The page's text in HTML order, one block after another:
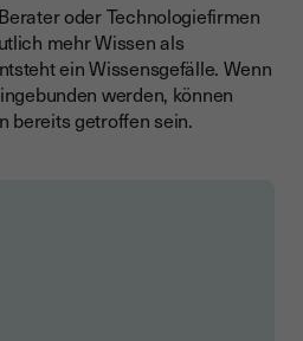
oder Technologiefirmen
mehr Wissen als
ein Wissensgefälle. Wenn
werden, können
bereits getroffen sein.